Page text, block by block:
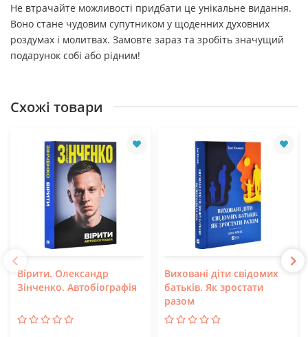
Не втрачайте можливості придбати це унікальне видання.
Воно стане чудовим супутником у щоденних духовних
роздумах і молитвах. Замовте зараз та зробіть значущий
подарунок собі або рідним!
Схожі товари
Вірити. Олександр
Зінченко. Автобіографія
Виховані діти свідомих
батьків. Як зростати
разом